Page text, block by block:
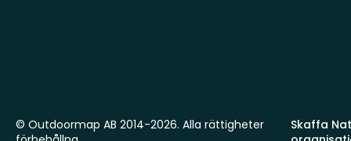
Skaffa
© Outdoormap AB 2014-2026. Alla rättigheter